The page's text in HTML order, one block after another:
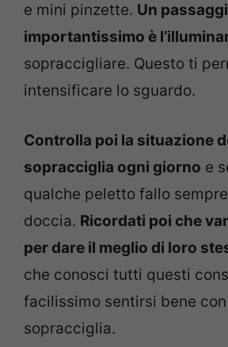
e mini pinzette. Un
importantissimo è
sopraccigliare. Questo ti
intensificare lo sguardo.
Controlla poi la situazione
sopracciglia ogni giorno e
qualche peletto fallo
doccia. Ricordati poi che
per dare il meglio di loro
che conosci tutti questi
facilissimo sentirsi bene
sopracciglia.